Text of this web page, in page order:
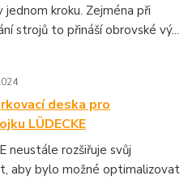
kroku. Zejména při
strojů to přináší obrovské vý...
deska pro
LÜDECKE
neustále rozšiřuje svůj
aby bylo možné optimalizovat